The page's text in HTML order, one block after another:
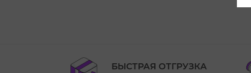
БЫСТРАЯ ОТГРУЗКА